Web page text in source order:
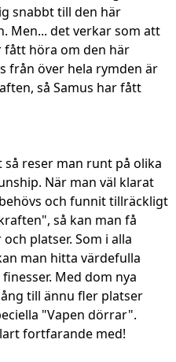
snabbt till den här
Men... det verkar som att
fått höra om den här
från över hela rymden är
så Samus har fått
reser man runt på olika
När man väl klarat
och funnit tillräckligt
så kan man få
platser. Som i alla
man hitta värdefulla
Med dom nya
till ännu fler platser
"Vapen dörrar".
fortfarande med!